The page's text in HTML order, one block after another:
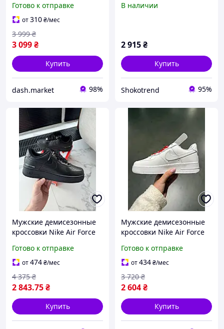
унисекс стильные
модные форсы низкие на
каждый день
Готово к отправке
от310₴/мес
3 099₴
3 999 ₴
Купить
dash.market 98%
мужские кроссы Найк Аир
В наличии
2 915₴
Купить
Shokotrend 95%
Мужские демисезонные
кроссовки Nike Air Force
спортивные кроссовки
nk95 Найк
Готово к отправке
от474₴/мес
2 843.75₴
4 375 ₴
Купить
Мужские демисезонные
кроссовки Nike Air Force
спортивные кроссовки
Ar99645 Найк
Готово к отправке
от434₴/мес
2 604₴
3 720 ₴
Купить